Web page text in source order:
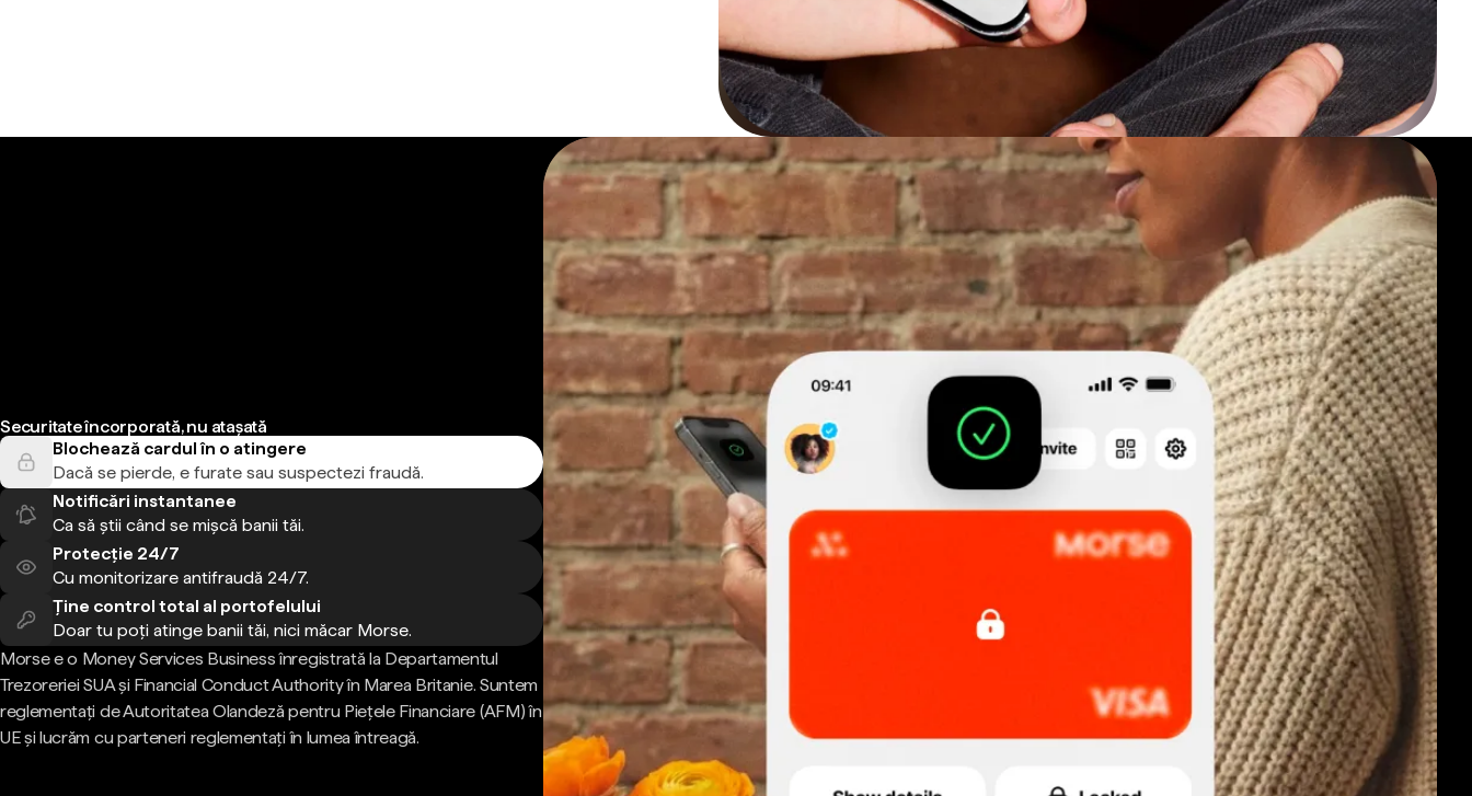
Securitate încorporată, nu atașată
Blochează cardul în o atingere
Dacă se pierde, e furate sau suspectezi fraudă.
Notificări instantanee
Ca să știi când se mișcă banii tăi.
Protecție 24/7
Cu monitorizare antifraudă 24/7.
Ține control total al portofelului
Doar tu poți atinge banii tăi, nici măcar Morse.
Morse e o Money Services Business înregistrată la Departamentul
Trezoreriei SUA și Financial Conduct Authority în Marea Britanie. Suntem
reglementați de Autoritatea Olandeză pentru Piețele Financiare (AFM) în
UE și lucrăm cu parteneri reglementați în lumea întreagă.